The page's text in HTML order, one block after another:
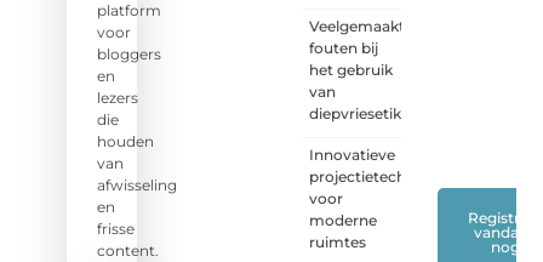
platform
voor
bloggers
en
lezers
die
houden
van
afwisseling
en
frisse
content.
Veelgemaakte
fouten bij
het gebruik
van
diepvriesetiketten
Innovatieve
projectietechnieken
voor
moderne
ruimtes
Registreer
vandaag
nog